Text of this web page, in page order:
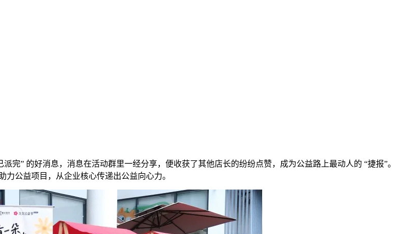
完” 的好消息，消息在活动群里一经分享，便收获了其他店长的纷纷点赞，成为公益路上最动人的 “捷报”。
公益项目，从企业核心传递出公益向心力。